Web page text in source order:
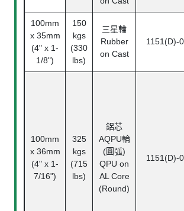
100mm
x 35mm
(4" x 1-
1/8")
150
kgs
(330
lbs)
三星輪
Rubber
on Cast
1151(D)-
100mm
x 36mm
(4" x 1-
7/16")
325
kgs
(715
lbs)
鋁芯
AQPU輪
(圓弧)
QPU on
AL Core
(Round)
1151(D)-